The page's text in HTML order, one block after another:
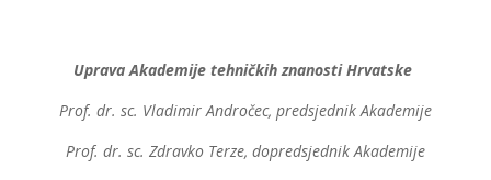
Uprava Akademije tehničkih znanosti Hrvatske
Prof. dr. sc. Vladimir Andročec, predsjednik Akademije
Prof. dr. sc. Zdravko Terze, dopredsjednik Akademije